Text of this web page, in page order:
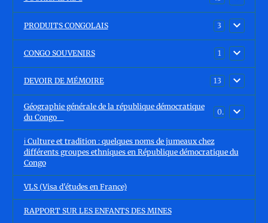
PRODUITS CONGOLAIS 3
CONGO SOUVENIRS 1
DEVOIR DE MÉMOIRE 13
Géographie générale de la république démocratique
du Congo
0
ℹ️ Culture et tradition : quelques noms de jumeaux chez
différents groupes ethniques en République démocratique du
Congo
VLS (Visa d'études en France)
RAPPORT SUR LES ENFANTS DES MINES